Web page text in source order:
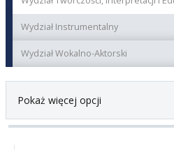
Wydział Instrumentalny
Wydział Wokalno-Aktorski
Pokaż więcej opcji